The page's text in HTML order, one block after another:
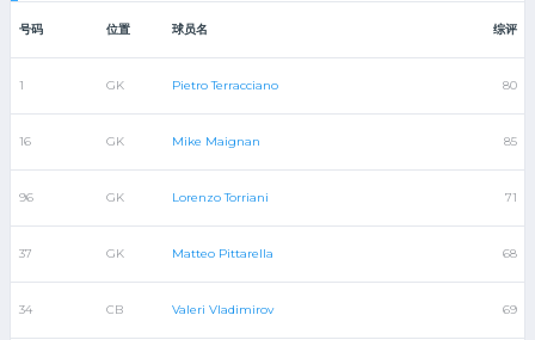
号码 位置 球员名 综评
1 GK Pietro Terracciano 80
16 GK Mike Maignan 85
96 GK Lorenzo Torriani 71
37 GK Matteo Pittarella 68
34 CB Valeri Vladimirov 69